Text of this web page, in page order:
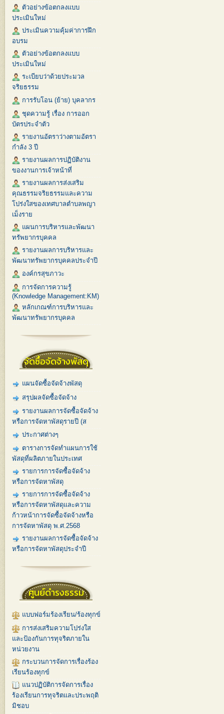
ตัวอย่างข้อตกลงแบบ
ประเมินใหม่
ประเมินความคุ้มค่าการฝึก
อบรม
ตัวอย่างข้อตกลงแบบ
ประเมินใหม่
ระเบียบว่าด้วยประมวล
จริยธรรม
การรับโอน (ย้าย) บุคลากร
ชุดความรู้ เรื่อง การออก
บัตรประจำตัว
รายงานอัตราว่างตามอัตรา
กำลัง 3 ปี
รายงานผลการปฏิบัติงาน
ของงานการเจ้าหน้าที่
รายงานผลการส่งเสริม
คุณธรรมจริยธรรมและความ
โปร่งใสของเทศบาลตำบลพญา
เม็งราย
แผนการบริหารและพัฒนา
ทรัพยากรบุคคล
รายงานผลการบริหารและ
พัฒนาทรัพยากรบุคคลประจำปี
องค์กรสุขภาวะ
การจัดการความรู้
(Knowledge Management:KM)
หลักเกณฑ์การบริหารและ
พัฒนาทรัพยากรบุคคล
จัดซื้อจัดจ้างพัสดุ
แผนจัดซื้อจัดจ้างพัสดุ
สรุปผลจัดซื้อจัดจ้าง
รายงานผลการจัดซื้อจัดจ้าง
หรือการจัดหาพัสดุรายปี (ส
ประกาศต่างๆ
ตารางการจัดทำแผนการใช้
พัสดุที่ผลิตภายในประเทศ
รายการการจัดซื้อจัดจ้าง
หรือการจัดหาพัสดุ
รายการการจัดซื้อจัดจ้าง
หรือการจัดหาพัสดุและความ
ก้าวหน้าการจัดซื้อจัดจ้างหรือ
การจัดหาพัสดุ พ.ศ.2568
รายงานผลการจัดซื้อจัดจ้าง
หรือการจัดหาพัสดุประจำปี
ศูนย์ดำรงธรรม
แบบฟอร์มร้องเรียน/ร้องทุกข์
การส่งเสริมความโปร่งใส
และป้องกันการทุจริตภายใน
หน่วยงาน
กระบวนการจัดการเรื่องร้อง
เรียนร้องทุกข์
แนวปฏิบัติการจัดการเรื่อง
ร้องเรียนการทุจริตและประพฤติ
มิชอบ